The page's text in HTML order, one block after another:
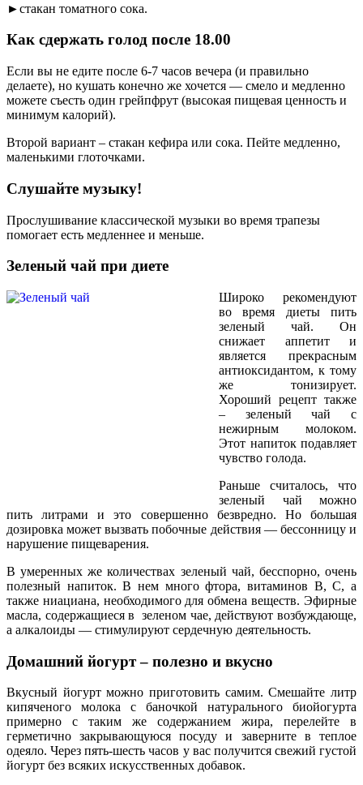
►стакан томатного сока.
Как сдержать голод после 18.00
Если вы не едите после 6-7 часов вечера (и правильно
делаете), но кушать конечно же хочется — смело и медленно
можете съесть один грейпфрут (высокая пищевая ценность и
минимум калорий).
Второй вариант – стакан кефира или сока. Пейте медленно,
маленькими глоточками.
Слушайте музыку!
Прослушивание классической музыки во время трапезы
помогает есть медленнее и меньше.
Зеленый чай при диете
Широко рекомендуют
во время диеты пить
зеленый чай. Он
снижает аппетит и
является прекрасным
антиоксидантом, к тому
же тонизирует.
Хороший рецепт также
– зеленый чай с
нежирным молоком.
Этот напиток подавляет
чувство голода.
Раньше считалось, что
зеленый чай можно
пить литрами и это совершенно безвредно. Но большая
дозировка может вызвать побочные действия — бессонницу и
нарушение пищеварения.
В умеренных же количествах зеленый чай, бесспорно, очень
полезный напиток. В нем много фтора, витаминов В, С, а
также ниациана, необходимого для обмена веществ. Эфирные
масла, содержащиеся в зеленом чае, действуют возбуждающе,
а алкалоиды — стимулируют сердечную деятельность.
Домашний йогурт – полезно и вкусно
Вкусный йогурт можно приготовить самим. Смешайте литр
кипяченого молока с баночкой натурального биойогурта
примерно с таким же содержанием жира, перелейте в
герметично закрывающуюся посуду и заверните в теплое
одеяло. Через пять-шесть часов у вас получится свежий густой
йогурт без всяких искусственных добавок.